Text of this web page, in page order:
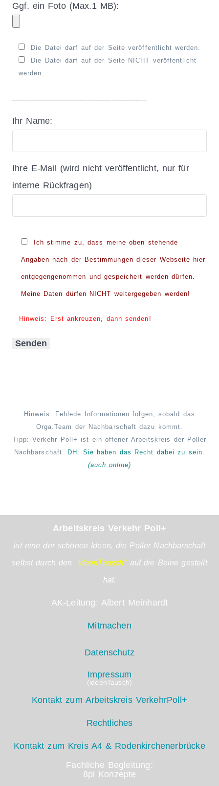
Ggf. ein Foto (Max.1 MB):
Die Datei darf auf der Seite veröffentlicht werden.
Die Datei darf auf der Seite NICHT veröffentlicht
werden.
Ihr Name:
Ihre E-Mail (wird nicht veröffentlicht, nur für
interne Rückfragen)
Ich stimme zu, dass meine oben stehende
Angaben nach der Bestimmungen dieser Webseite hier
entgegengenommen und gespeichert werden dürfen.
Meine Daten dürfen NICHT weitergegeben werden!
Hinweis: Erst ankreuzen, dann senden!
Hinweis: Fehlede Informationen folgen, sobald das
Orga.Team der Nachbarschaft dazu kommt.
Tipp: Verkehr Poll+ ist ein offener Arbeitskreis der Poller
Nachbarschaft.
DH: Sie haben das Recht dabei zu sein.
(auch online)
Arbeitskreis Verkehr Poll+
ist eine der schönen Ideen, die Poller Nachbarschaft
selbst durch den "IdeenTausch"auf die Beine gestellt
hat.
AK-Leitung: Albert Meinhardt
Mitmachen
Datenschutz
Impressum
(ideenTausch)
Kontakt zum Arbeitskreis VerkehrPoll+
Rechtliches
Kontakt zum Kreis A4 & Rodenkirchenerbrücke
Fachliche Begleitung:
8pi Konzepte